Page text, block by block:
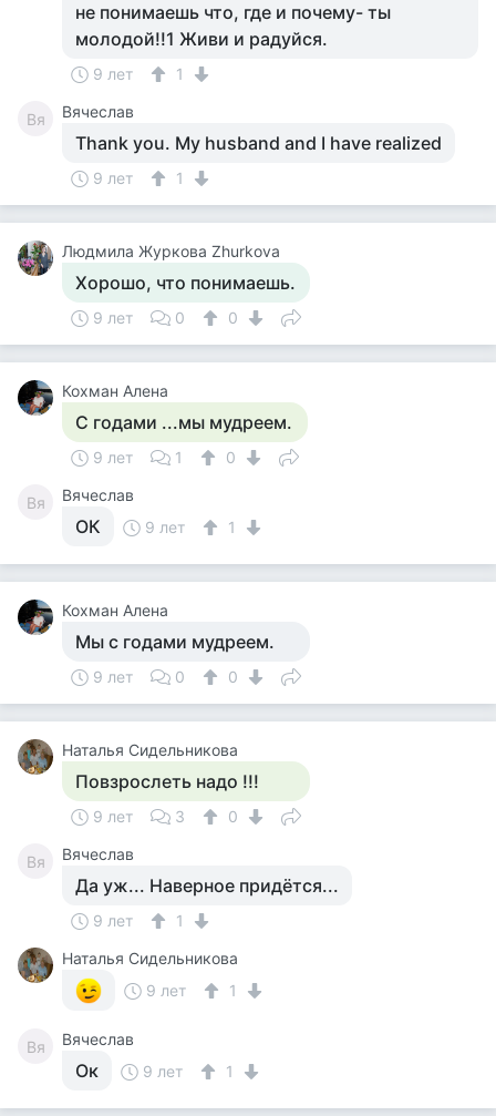
не понимаешь что, где и почему- ты
молодой!!1 Живи и радуйся.
9 лет 1
Вя Вячеслав
Thank you. My husband and I have realized
9 лет 1
Людмила Журкова Zhurkova
Хорошо, что понимаешь.
9 лет 0 0
Кохман Алена
С годами ...мы мудреем.
9 лет 1 0
Вя Вячеслав
ОК 9 лет 1
Кохман Алена
Мы с годами мудреем.
9 лет 0 0
Наталья Сидельникова
Повзрослеть надо !!!
9 лет 3 0
Вя Вячеслав
Да уж... Наверное придётся...
9 лет
1
Наталья Сидельникова
9 лет
1
Вя Вячеслав
Ок 9 лет 1